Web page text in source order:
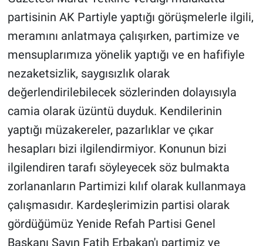
partisinin AK Partiyle yaptığı görüşmelerle ilgili,
meramını anlatmaya çalışırken, partimize ve
mensuplarımıza yönelik yaptığı ve en hafifiyle
nezaketsizlik, saygısızlık olarak
değerlendirilebilecek sözlerinden dolayısıyla
camia olarak üzüntü duyduk. Kendilerinin
yaptığı müzakereler, pazarlıklar ve çıkar
hesapları bizi ilgilendirmiyor. Konunun bizi
ilgilendiren tarafı söyleyecek söz bulmakta
zorlananların Partimizi kılıf olarak kullanmaya
çalışmasıdır. Kardeşlerimizin partisi olarak
gördüğümüz Yenide Refah Partisi Genel
Başkanı Sayın Fatih Erbakan'ı partimiz ve
Nedir
Popüler
Programlar
Sağlık
Spor
Teknoloji
Türkiye'nin Geleceği
Türkiye'nin Gündemi